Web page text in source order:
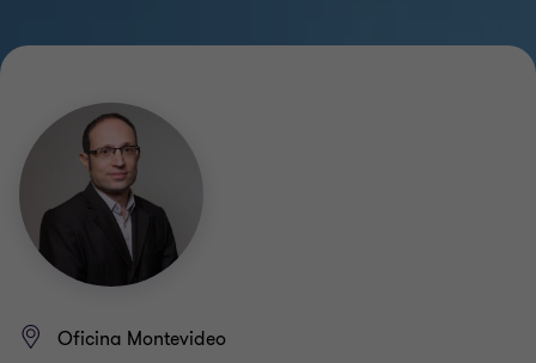
Oficina Montevideo